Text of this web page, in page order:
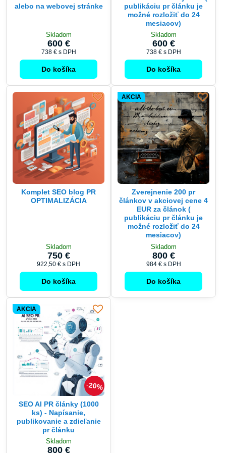
600 €
738 €s DPH
Do košíka
mesiacov)
Skladom
600 €
738 €s DPH
Do košíka
Komplet SEO blog PR
750 €
922,50 €s DPH
Do košíka
AKCIA
Zverejnenie 200 pr
EUR za článok (
publikáciu pr článku je
možné rozložiť do 24
mesiacov)
Skladom
800 €
984 €s DPH
Do košíka
20%
SEO AI PR články (1000
publikovanie a zdieľanie
pr článku
Skladom
800 €
984 €s DPH